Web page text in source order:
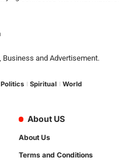
and Advertisement.
Politics Spiritual World
About US
About Us
Terms and Conditions